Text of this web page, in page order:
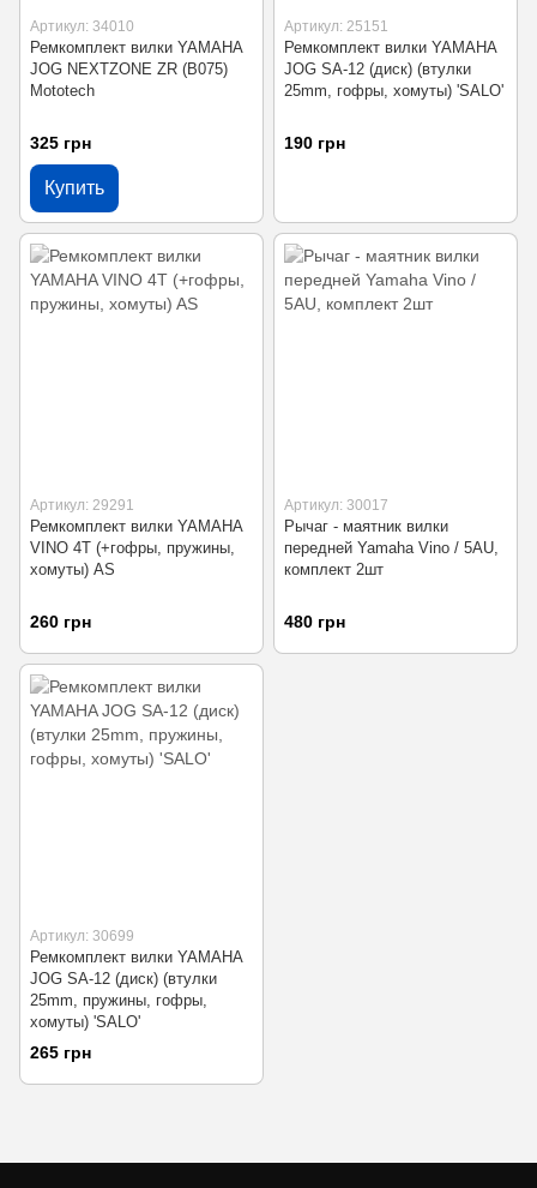
Артикул: 34010
Ремкомплект вилки YAMAHA
JOG NEXTZONE ZR (B075)
Mototech
325 грн
Купить
Артикул: 25151
Ремкомплект вилки YAMAHA
JOG SA-12 (диск) (втулки
25mm, гофры, хомуты) 'SALO'
190 грн
Артикул: 29291
Ремкомплект вилки YAMAHA
VINO 4T (+гофры, пружины,
хомуты) AS
260 грн
Артикул: 30017
Рычаг - маятник вилки
передней Yamaha Vino / 5AU,
комплект 2шт
480 грн
Артикул: 30699
Ремкомплект вилки YAMAHA
JOG SA-12 (диск) (втулки
25mm, пружины, гофры,
хомуты) 'SALO'
265 грн